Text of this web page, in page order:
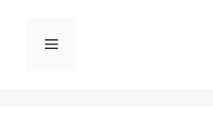
فهرست